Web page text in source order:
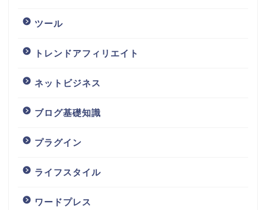
ツール
トレンドアフィリエイト
ネットビジネス
ブログ基礎知識
プラグイン
ライフスタイル
ワードプレス